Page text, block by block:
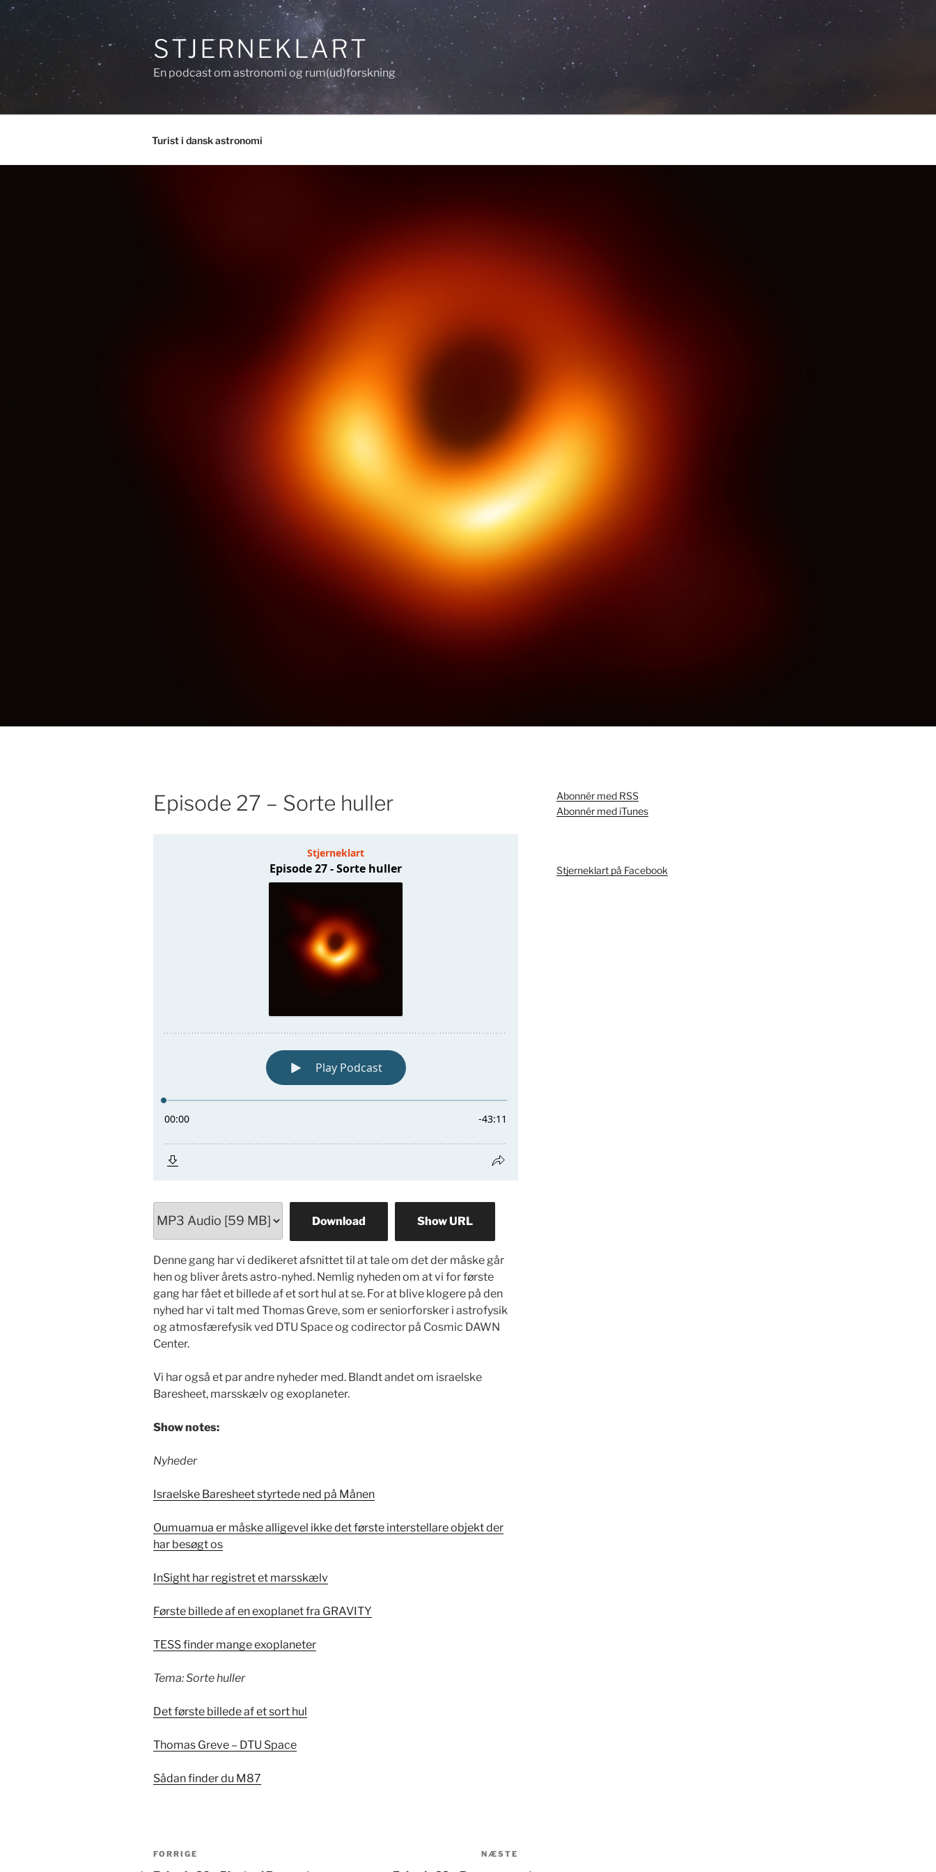
Videre
indhold
STJERNEKLART
En podcast om astronomi og rum(ud)forskning
Turist i dansk astronomi
Episode 27 – Sorte huller
Download Show URL
Denne gang har vi dedikeret afsnittet til at tale om det der måske går
hen og bliver årets astro-nyhed. Nemlig nyheden om at vi for første
gang har fået et billede af et sort hul at se. For at blive klogere på den
nyhed har vi talt med Thomas Greve, som er seniorforsker i astrofysik
og atmosfærefysik ved DTU Space og codirector på Cosmic DAWN
Center.
Vi har også et par andre nyheder med. Blandt andet om israelske
Baresheet, marsskælv og exoplaneter.
Show notes:
Nyheder
Israelske Baresheet styrtede ned på Månen
Oumuamua er måske alligevel ikke det første interstellare objekt der
har besøgt os
InSight har registret et marsskælv
Første billede af en exoplanet fra GRAVITY
TESS finder mange exoplaneter
Tema: Sorte huller
Det første billede af et sort hul
Thomas Greve – DTU Space
Sådan finder du M87
Indlægsnavigation
Forrige
FORRIGE NÆSTE
Abonnér med RSS
Abonnér med iTunes
Stjerneklart på Facebook